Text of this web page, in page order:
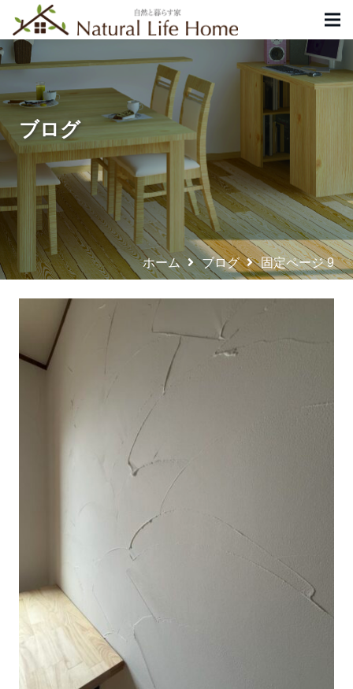
ブログ
ホーム ブログ 固定ページ 9